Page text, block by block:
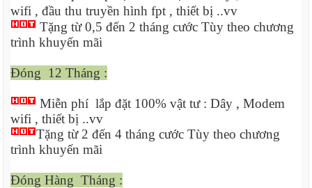
wifi , đầu thu truyền hình fpt , thiết bị ..vv
Tặng từ 0,5 đến 2 tháng cước Tùy theo chương
trình khuyến mãi
Đóng 12 Tháng :
Miễn phí lắp đặt 100% vật tư : Dây , Modem
wifi , thiết bị ..vv
Tặng từ 2 đến 4 tháng cước Tùy theo chương
trình khuyến mãi
Đóng Hàng Tháng :